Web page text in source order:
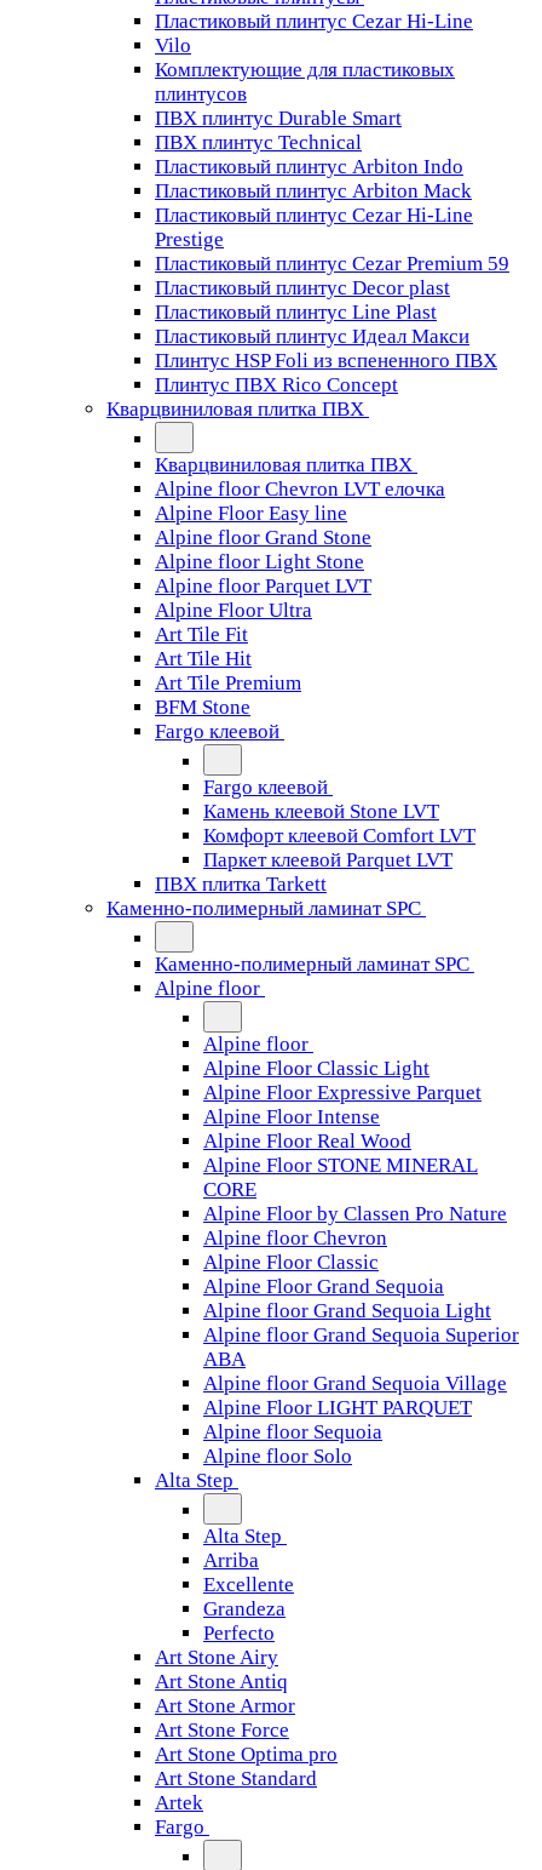
Пластиковый плинтус Cezar Hi-Line
Vilo
Комплектующие для пластиковых
плинтусов
ПВХ плинтус Durable Smart
ПВХ плинтус Technical
Пластиковый плинтус Arbiton Indo
Пластиковый плинтус Arbiton Mack
Пластиковый плинтус Cezar Hi-Line
Prestige
Пластиковый плинтус Cezar Premium 59
Пластиковый плинтус Decor plast
Пластиковый плинтус Line Plast
Пластиковый плинтус Идеал Макси
Плинтус HSP Foli из вспененного ПВХ
Плинтус ПВХ Rico Concept
Кварцвиниловая плитка ПВХ
Кварцвиниловая плитка ПВХ
Alpine floor Chevron LVT елочка
Alpine Floor Easy line
Alpine floor Grand Stone
Alpine floor Light Stone
Alpine floor Parquet LVT
Alpine Floor Ultra
Art Tile Fit
Art Tile Hit
Art Tile Premium
BFM Stone
Fargo клеевой
Fargo клеевой
Камень клеевой Stone LVT
Комфорт клеевой Comfort LVT
Паркет клеевой Parquet LVT
ПВХ плитка Tarkett
Каменно-полимерный ламинат SPC
Каменно-полимерный ламинат SPC
Alpine floor
Alpine floor
Alpine Floor Classic Light
Alpine Floor Expressive Parquet
Alpine Floor Intense
Alpine Floor Real Wood
Alpine Floor STONE MINERAL
CORE
Alpine Floor by Classen Pro Nature
Alpine floor Chevron
Alpine Floor Classic
Alpine Floor Grand Sequoia
Alpine floor Grand Sequoia Light
Alpine floor Grand Sequoia Superior
ABA
Alpine floor Grand Sequoia Village
Alpine Floor LIGHT PARQUET
Alpine floor Sequoia
Alpine floor Solo
Alta Step
Alta Step
Arriba
Excellente
Grandeza
Perfecto
Art Stone Airy
Art Stone Antiq
Art Stone Armor
Art Stone Force
Art Stone Optima pro
Art Stone Standard
Artek
Fargo